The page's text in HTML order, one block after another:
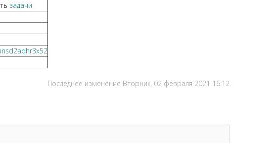
задачи
Последнее изменение Вторник, 02 февраля 2021 16:12